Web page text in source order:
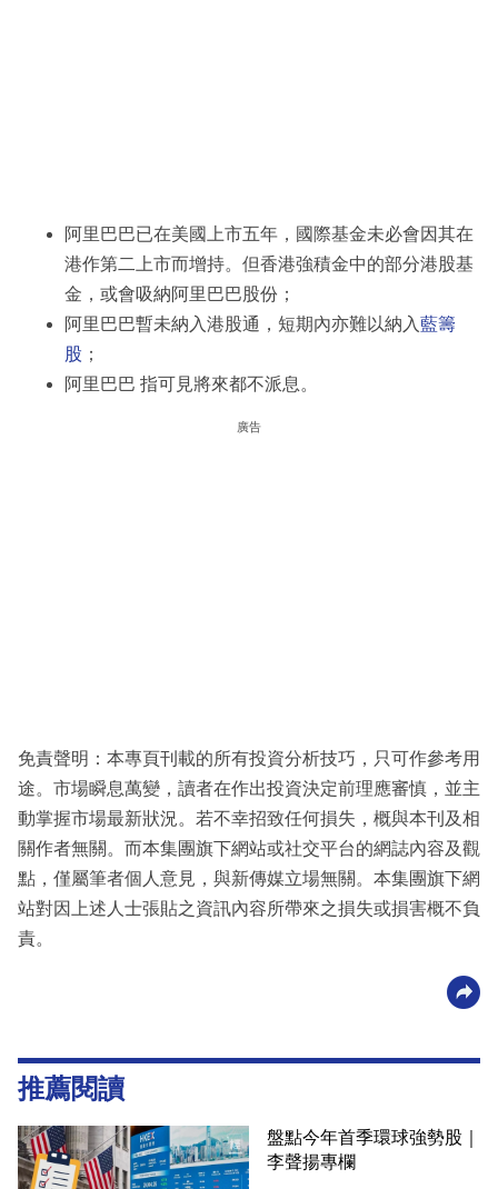
阿里巴巴已在美國上市五年，國際基金未必會因其在
港作第二上市而增持。但香港強積金中的部分港股基
金，或會吸納阿里巴巴股份；
阿里巴巴暫未納入港股通，短期內亦難以納入藍籌
股 ；
阿里巴巴 指可見將來都不派息。
廣告
免責聲明：本專頁刊載的所有投資分析技巧，只可作參考用
途。市場瞬息萬變，讀者在作出投資決定前理應審慎，並主
動掌握市場最新狀況。若不幸招致任何損失，概與本刊及相
關作者無關。而本集團旗下網站或社交平台的網誌內容及觀
點，僅屬筆者個人意見，與新傳媒立場無關。本集團旗下網
站對因上述人士張貼之資訊內容所帶來之損失或損害概不負
責。
推薦閱讀
盤點今年首季環球強勢股｜
李聲揚專欄